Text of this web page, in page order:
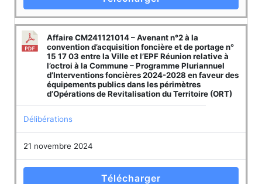
Affaire CM241121014 – Avenant n°2 à la
convention d’acquisition foncière et de portage n°
15 17 03 entre la Ville et l’EPF Réunion relative à
l’octroi à la Commune – Programme Pluriannuel
d’Interventions foncières 2024-2028 en faveur des
équipements publics dans les périmètres
d’Opérations de Revitalisation du Territoire (ORT)
Délibérations
21 novembre 2024
Télécharger